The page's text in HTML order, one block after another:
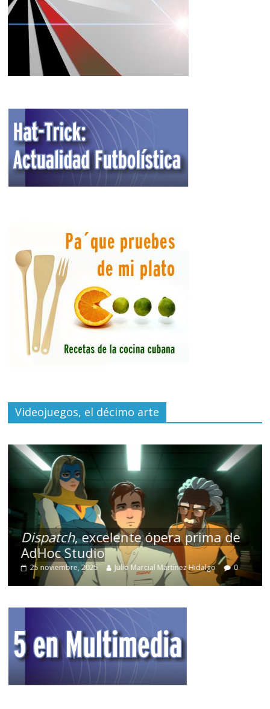
Videojuegos, el décimo arte
Dispatch, excelente ópera prima de
AdHoc Studio
25 noviembre, 2025 Julio Marcial Martínez Hidalgo 0